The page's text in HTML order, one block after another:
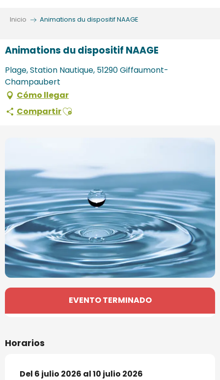
Inicio Animations du dispositif NAAGE
Animations du dispositif NAAGE
Plage, Station Nautique, 51290 Giffaumont-
Champaubert
Cómo llegar
CompartirAjouter aux favoris
Horarios y datos de contacto
EVENTO TERMINADO
Horarios
Del 6 julio 2026 al10 julio 2026
Del 6 julio 2026 al10 julio 2026